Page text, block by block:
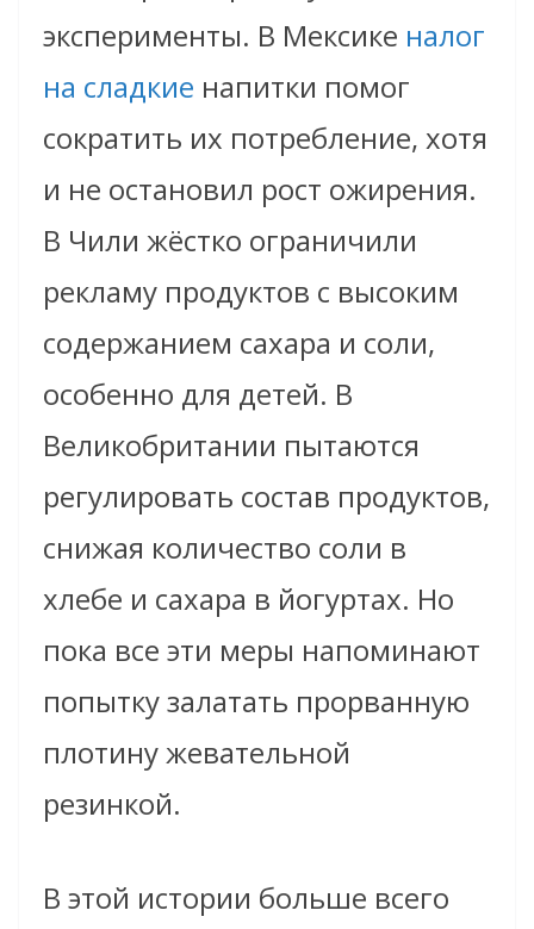
эксперименты. В Мексике налог
на сладкие напитки помог
сократить их потребление, хотя
и не остановил рост ожирения.
В Чили жёстко ограничили
рекламу продуктов с высоким
содержанием сахара и соли,
особенно для детей. В
Великобритании пытаются
регулировать состав продуктов,
снижая количество соли в
хлебе и сахара в йогуртах. Но
пока все эти меры напоминают
попытку залатать прорванную
плотину жевательной
резинкой.
В этой истории больше всего